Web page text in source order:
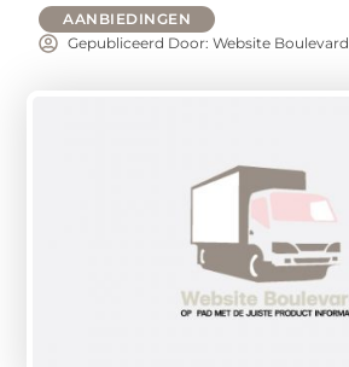
AANBIEDINGEN
Gepubliceerd Door: Website Boulevard